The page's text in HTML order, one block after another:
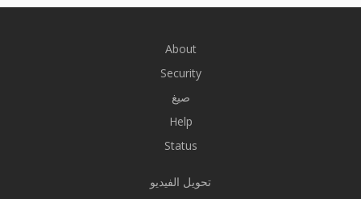
About
Security
صيغ
Help
Status
تحويل الفيديو